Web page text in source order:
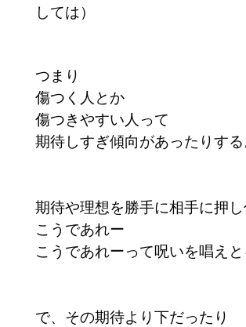
しては）
つまり
傷つく人とか
傷つきやすい人って
期待しすぎ傾向があったりする
期待や理想を勝手に相手に押
こうであれー
こうであれーって呪いを唱えと
で、その期待より下だったり